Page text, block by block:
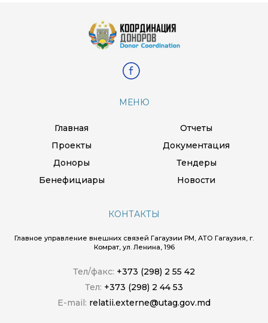
МЕНЮ
Главная
Отчеты
Проекты
Документация
Доноры
Тендеры
Бенефициары
Новости
КОНТАКТЫ
Главное управление внешних связей Гагаузии РМ, АТО Гагаузия, г.
Комрат, ул. Ленина, 196
Тел/факс: +373 (298) 2 55 42
Тел: +373 (298) 2 44 53
E-mail: relatii.externe@utag.gov.md